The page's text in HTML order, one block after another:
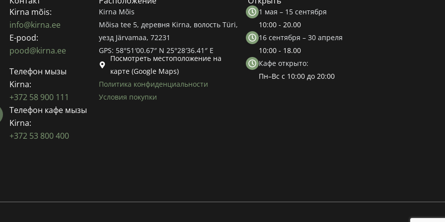
Kirna mõis:
info@kirna.ee
E-pood:
pood@kirna.ee
Телефон мызы
Kirna:
+372 58 900 111
Телефон кафе мызы
Kirna:
+372 53 800 400
Kirna Mõis
Mõisa tee 5, деревня Kirna, волость Türi,
уезд Järvamaa, 72231
GPS: 58°51′00.67″ N 25°28′36.41″ E
Посмотреть местоположение на
карте (Google Maps)
Политика конфиденциальности
Условия покупки
1 мая – 15 сентября
10:00 - 20.00
16 сентября – 30 апреля
10:00 - 18.00
Кафе открыто:
Пн–Вс с 10:00 до 20:00